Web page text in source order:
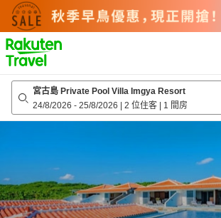
to
top
page
宮古島 Private Pool Villa Imgya Resort
24/8/2026 - 25/8/2026 | 2 位住客 | 1 間房